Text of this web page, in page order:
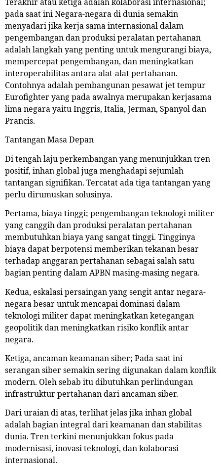
pada saat ini Negara-negara di dunia semakin
menyadari jika kerja sama internasional dalam
pengembangan dan produksi peralatan pertahanan
adalah langkah yang penting untuk mengurangi biaya,
mempercepat pengembangan, dan meningkatkan
interoperabilitas antara alat-alat pertahanan.
Contohnya adalah pembangunan pesawat jet tempur
Eurofighter yang pada awalnya merupakan kerjasama
lima negara yaitu Inggris, Italia, Jerman, Spanyol dan
Prancis.
Tantangan Masa Depan
Di tengah laju perkembangan yang menunjukkan tren
positif, inhan global juga menghadapi sejumlah
tantangan signifikan. Tercatat ada tiga tantangan yang
perlu dirumuskan solusinya.
Pertama, biaya tinggi; pengembangan teknologi militer
yang canggih dan produksi peralatan pertahanan
membutuhkan biaya yang sangat tinggi. Tingginya
biaya dapat berpotensi memberikan tekanan besar
terhadap anggaran pertahanan sebagai salah satu
bagian penting dalam APBN masing-masing negara.
Kedua, eskalasi persaingan yang sengit antar negara-
negara besar untuk mencapai dominasi dalam
teknologi militer dapat meningkatkan ketegangan
geopolitik dan meningkatkan risiko konflik antar
negara.
Ketiga, ancaman keamanan siber; Pada saat ini
serangan siber semakin sering digunakan dalam konflik
modern. Oleh sebab itu dibutuhkan perlindungan
infrastruktur pertahanan dari ancaman siber.
Dari uraian di atas, terlihat jelas jika inhan global
adalah bagian integral dari keamanan dan stabilitas
dunia. Tren terkini menunjukkan fokus pada
modernisasi, inovasi teknologi, dan kolaborasi
internasional.